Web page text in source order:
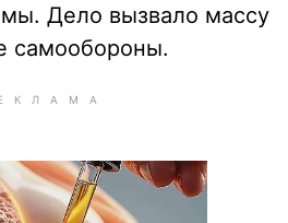
Дело вызвало массу
самообороны.